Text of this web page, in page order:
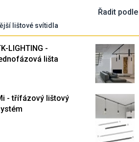
lištové svítidla
Řadit podle
LIGHTING -
lišta
- třífázový lištový